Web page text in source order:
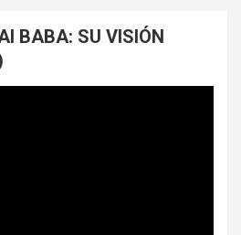
BABA: SU VISIÓN